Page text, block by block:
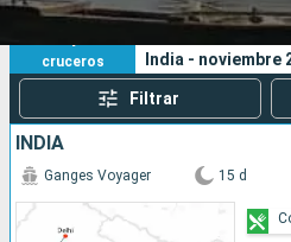
Puertos
1
cruceros
India - noviembre
Filtrar
INDIA
Ganges Voyager 15 d